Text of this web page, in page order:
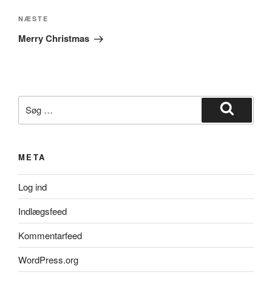
Næste
indlæg
NÆSTE
Merry Christmas
efter:
Søg
META
Log ind
Indlægsfeed
Kommentarfeed
WordPress.org